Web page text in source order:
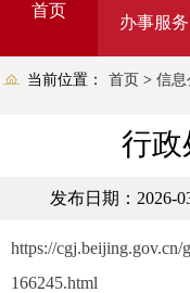
首页
办事服务
当前位置： 首页 > 信息
行政
发布日期：2026-
https://
166245.html